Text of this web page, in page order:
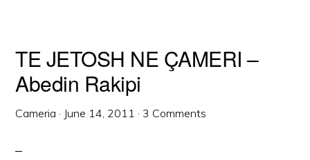
TE JETOSH NE ÇAMERI –
Abedin Rakipi
Cameria · June 14, 2011 · 3 Comments